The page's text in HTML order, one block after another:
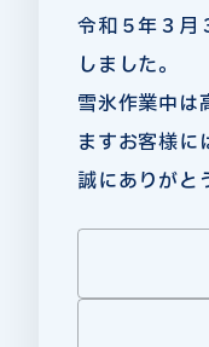
令和５年３月
しました。
雪氷作業中は
ますお客様に
誠にありがと